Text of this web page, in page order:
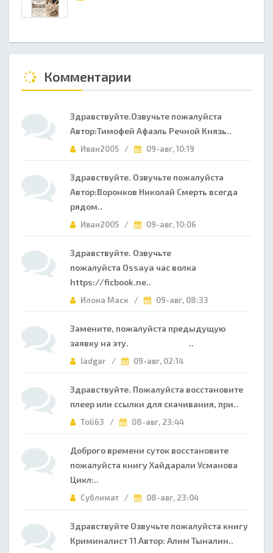
Комментарии
Здравствуйте.Озвучьте пожалуйста
Автор:Тимофей Афаэль Речной Князь..
Иван2005 / 09-авг, 10:19
Здравствуйте. Озвучьте пожалуйста
Автор:Воронков Николай Смерть всегда
рядом..
Иван2005 / 09-авг, 10:06
Здравствуйте. Озвучьте
пожалуйста Ossaya час волка
https://ficbook.ne..
Илона Маск / 09-авг, 08:33
Замените, пожалуйста предыдущую
заявку на эту. ..
ladgar / 09-авг, 02:14
Здравствуйте. Пожалуйста восстановите
плеер или ссылки для скачивания, при..
Toli63 / 08-авг, 23:44
Доброго времени суток восстановите
пожалуйста книгу Хайдарали Усманова
Цикл:..
Сублимат / 08-авг, 23:04
Здравствуйте Озвучьте пожалуйста книгу
Криминалист 11 Автор: Алим Тыналин..